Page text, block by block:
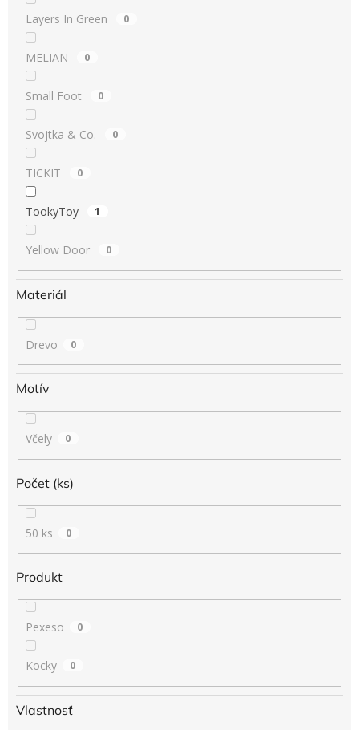
Layers In Green 0
MELIAN 0
Small Foot 0
Svojtka & Co. 0
TICKIT 0
TookyToy 1
Yellow Door 0
Materiál
Drevo 0
Motív
Včely 0
Počet (ks)
50 ks 0
Produkt
Pexeso 0
Kocky 0
Vlastnosť